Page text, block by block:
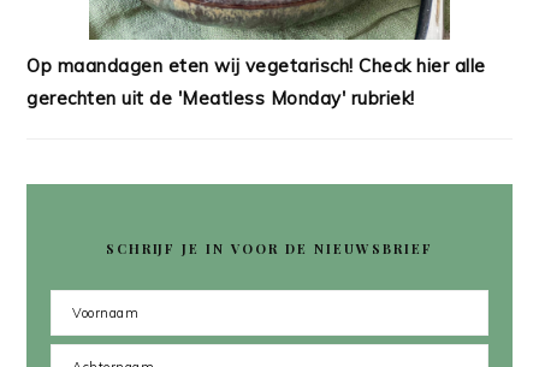
Op maandagen eten wij vegetarisch! Check hier alle
gerechten uit de 'Meatless Monday' rubriek!
SCHRIJF JE IN VOOR DE NIEUWSBRIEF